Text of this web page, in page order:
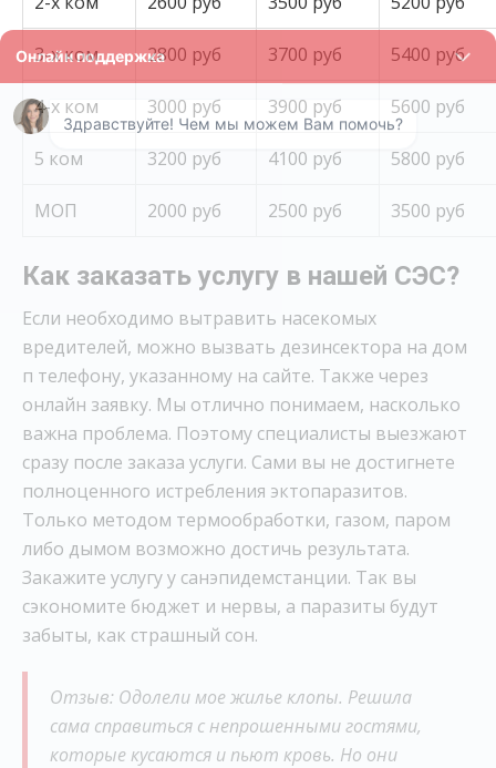
3-х ком 2800 руб 3700 руб 5400 руб
4-х ком 3000 руб 3900 руб 5600 руб
5 ком 3200 руб 4100 руб 5800 руб
МОП 2000 руб 2500 руб 3500 руб
Как заказать услугу в нашей СЭС?
Если необходимо вытравить насекомых
вредителей, можно вызвать дезинсектора на дом
п телефону, указанному на сайте. Также через
онлайн заявку. Мы отлично понимаем, насколько
важна проблема. Поэтому специалисты выезжают
сразу после заказа услуги. Сами вы не достигнете
полноценного истребления эктопаразитов.
Только методом термообработки, газом, паром
либо дымом возможно достичь результата.
Закажите услугу у санэпидемстанции. Так вы
сэкономите бюджет и нервы, а паразиты будут
забыты, как страшный сон.
Отзыв: Одолели мое жилье клопы. Решила
сама справиться с непрошенными гостями,
которые кусаются и пьют кровь. Но они